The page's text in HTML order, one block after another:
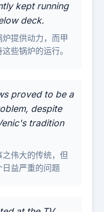
kept running
deck.
提供动力，而甲
些锅炉的运行。
proved to be a
despite
tradition
伟大的传统，但
益严重的问题